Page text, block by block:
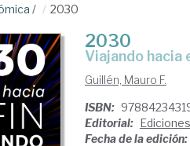
/ 2030
2030
Viajando
Guillén, Mauro F.
ISBN:
Editorial:
Fecha de la edición: